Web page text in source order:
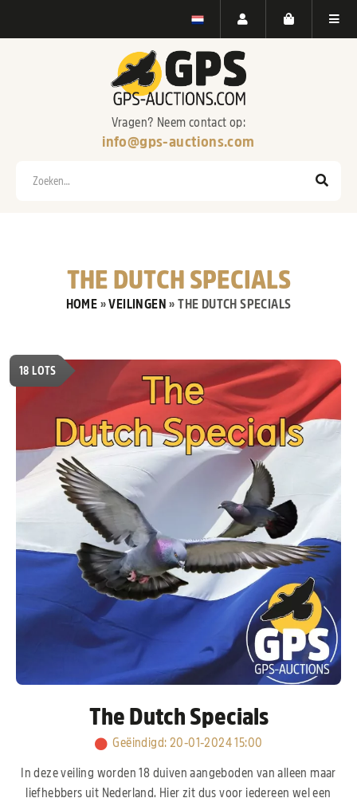
Vragen? Neem contact op:
info@gps-auctions.com
THE DUTCH SPECIALS
HOME »VEILINGEN »THE DUTCH SPECIALS
18 LOTS
The Dutch Specials
Geëindigd: 20-01-2024 15:00
In deze veiling worden 18 duiven aangeboden van alleen maar
liefhebbers uit Nederland. Hier zit dus voor iedereen wel een